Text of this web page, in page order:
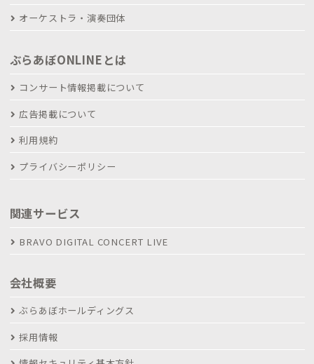
オーケストラ・演奏団体
ぶらあぼONLINEとは
コンサート情報掲載について
広告掲載について
利用規約
プライバシーポリシー
関連サービス
BRAVO DIGITAL CONCERT LIVE
会社概要
ぶらあぼホールディングス
採用情報